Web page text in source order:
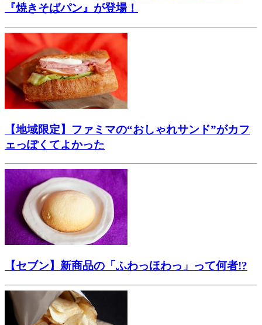
『焼きそばパン』が登場！
【地域限定】ファミマの“おしゃれサンド”がカフ
ェっぽくてよかった
【セブン】新商品の「ふわっほわっ」って何者!?